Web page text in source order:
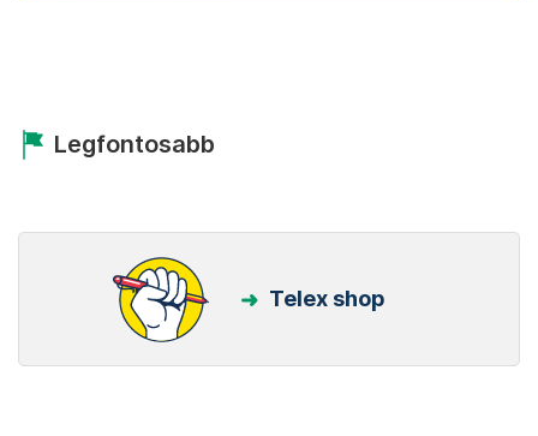
Legfontosabb
Telex shop